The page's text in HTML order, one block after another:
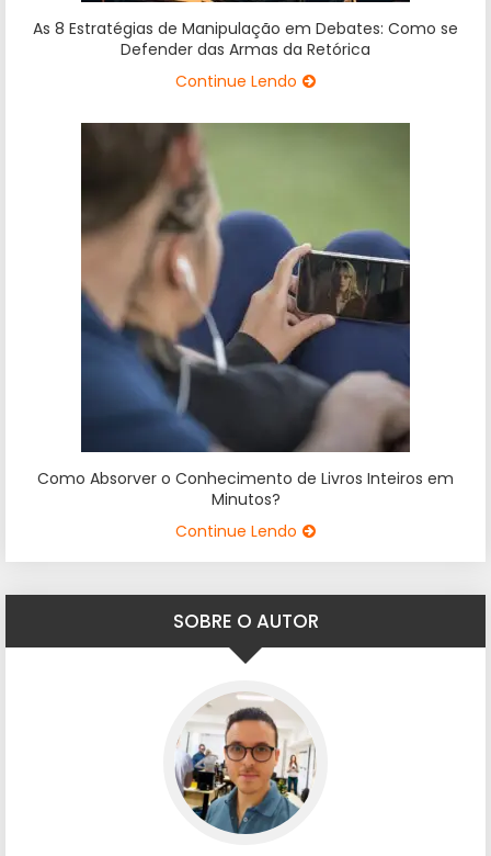
As 8 Estratégias de Manipulação em Debates: Como se
Defender das Armas da Retórica
Continue Lendo
Como Absorver o Conhecimento de Livros Inteiros em
Minutos?
Continue Lendo
SOBRE O AUTOR